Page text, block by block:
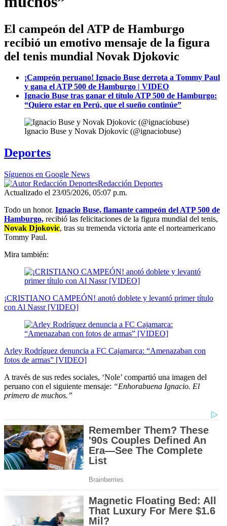
El campeón del ATP de Hamburgo
recibió un emotivo mensaje de la figura
del tenis mundial Novak Djokovic
¡Campeón peruano! Ignacio Buse derrota a Tommy Paul
y gana el ATP 500 de Hamburgo | VIDEO
Ignacio Buse tras ganar el título ATP 500 de Hamburgo:
“Quiero estar en Perú, que el sueño continúe”
Ignacio Buse y Novak Djokovic (@ignaciobuse)
Deportes
Síguenos en Google News
Redacción Deportes
Actualizado el 23/05/2026, 05:07 p.m.
Todo un honor. Ignacio Buse, flamante campeón del ATP 500 de
Hamburgo, recibió las felicitaciones de la figura mundial del tenis,
Novak Djokovic, tras su tremenda victoria ante el norteamericano
Tommy Paul.
Mira también:
¡CRISTIANO CAMPEÓN! anotó doblete y levantó primer título
con Al Nassr [VIDEO]
Arley Rodríguez denuncia a FC Cajamarca: “Amenazaban con
fotos de armas” [VIDEO]
A través de sus redes sociales, ‘Nole’ compartió una imagen del
peruano con el siguiente mensaje: “Enhorabuena Ignacio. El
primero de muchos.”